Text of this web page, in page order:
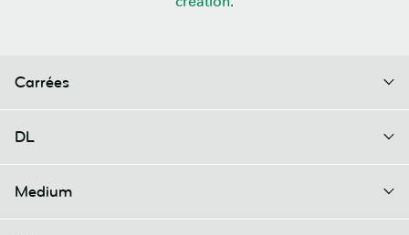
Carrées
DL
Medium